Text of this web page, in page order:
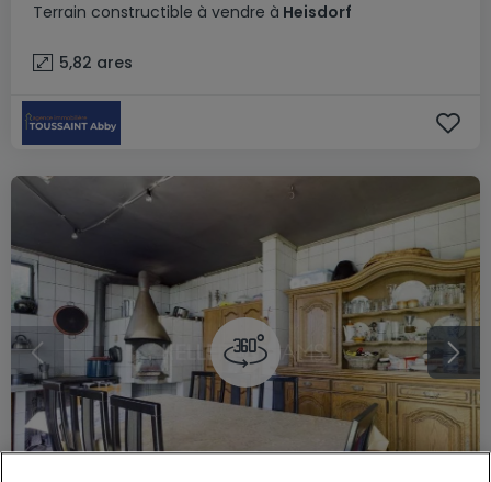
Terrain constructible à vendre à Heisdorf
5,82 ares